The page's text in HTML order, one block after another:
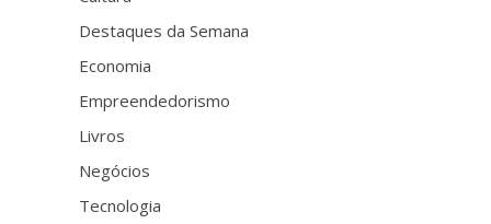
Destaques da Semana
Economia
Empreendedorismo
Livros
Negócios
Tecnologia